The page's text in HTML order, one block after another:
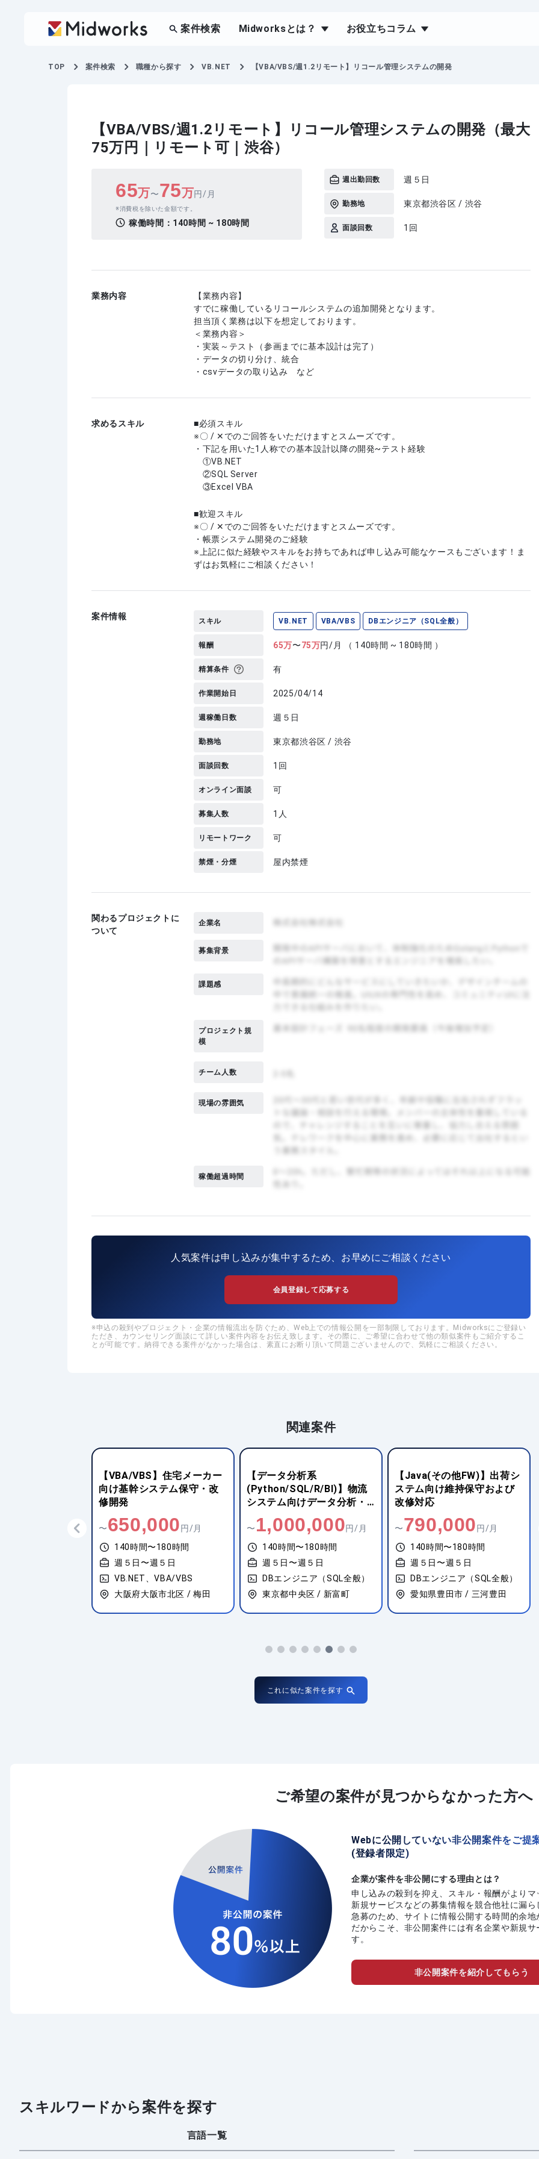
案件検索 Midworksとは？ お役立ちコラム
TOP 案件検索 職種から探す VB.NET 【VBA/VBS/週1.2リモート】リコール管理システムの開発
【VBA/VBS/週1.2リモート】リコール管理システムの開発（最大
75万円｜リモート可｜渋谷）
65万〜75万円/月
消費税を除いた金額です。
稼働時間： 140時間 ~ 180時間
週出勤回数 週５日
勤務地 東京都渋谷区 / 渋谷
面談回数 1回
業務内容
【業務内容】
すでに稼働しているリコールシステムの追加開発となります。
担当頂く業務は以下を想定しております。
＜業務内容＞
・実装～テスト（参画までに基本設計は完了）
・データの切り分け、統合
・csvデータの取り込み など
求めるスキル
必須スキル
※〇 / ✕でのご回答をいただけますとスムーズです。
・下記を用いた1人称での基本設計以降の開発~テスト経験
①VB.NET
②SQL Server
③Excel VBA
歓迎スキル
※〇 / ✕でのご回答をいただけますとスムーズです。
・帳票システム開発のご経験
上記に似た経験やスキルをお持ちであれば申し込み可能なケースもございます！ま
ずはお気軽にご相談ください！
案件情報 スキル VB.NET VBA/VBS DBエンジニア（SQL全般）
報酬 65万〜75万円/月 （ 140時間 ~ 180時間 ）
精算条件 有
作業開始日 2025/04/14
週稼働日数 週５日
勤務地 東京都渋谷区 / 渋谷
面談回数 1回
オンライン面談 可
募集人数 1人
リモートワーク 可
禁煙・分煙 屋内禁煙
関わるプロジェクトに
ついて
企業名
募集背景
課題感
プロジェクト規
模
チーム人数
現場の雰囲気
稼働超過時間
人気案件は申し込みが集中するため、お早めにご相談ください
会員登録して応募する
申込の殺到やプロジェクト・企業の情報流出を防ぐため、Web上での情報公開を一部制限しております。Midworksにご登録い
ただき、カウンセリング面談にて詳しい案件内容をお伝え致します。その際に、ご希望に合わせて他の類似案件もご紹介するこ
とが可能です。納得できる案件がなかった場合は、素直にお断り頂いて問題ございませんので、気軽にご相談ください。
関連案件
【VBA/VBS】住宅メーカー
向け基幹システム保守・改
修開発
〜650,000 円/月
140時間〜180時間
週５日〜週５日
VB.NET、VBA/VBS
大阪府大阪市北区 / 梅田
【データ分析系
(Python/SQL/R/BI)】物流
システム向けデータ分析・
可視化基盤構築
〜 1,000,000円/月
140時間〜180時間
週５日〜週５日
DBエンジニア（SQL全般）
東京都中央区 / 新富町
【Java(その他FW)】出荷シ
ステム向け維持保守および
改修対応
〜790,000 円/月
140時間〜180時間
週５日〜週５日
DBエンジニア（SQL全般）
愛知県豊田市 / 三河豊田
これに似た案件を探す
ご希望の案件が見つからなかった方へ
Webに公開していない非公開案件をご提
(登録者限定)
企業が案件を非公開にする理由とは？
申し込みの殺到を抑え、スキル・報酬がより
新規サービスなどの募集情報を競合他社に漏ら
急募のため、サイトに情報公開する時間的余地
だからこそ、非公開案件には有名企業や新規サ
す。
非公開案件を紹介してもらう
スキルワードから案件を探す
言語一覧